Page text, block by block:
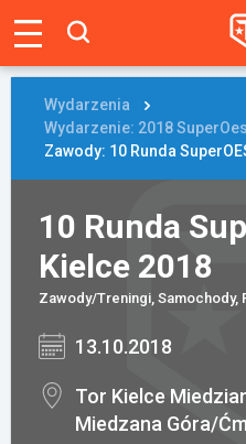
Tablica
Wyniki
Galerie
Wydarzenia
Giełda
Ranking
Wydarzenia
Wydarzenie: 2018
Zawody: 10 Runda
10 Runda
Kielce 2018
Zawody/Treningi, Samochody,
13.10.2018
Tor Kielce
Miedzana Góra/